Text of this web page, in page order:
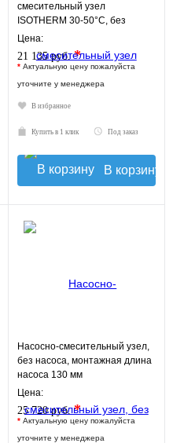
смесительный узел
ISOTHERM 30-50°C, без
насоса.
Цена:
21 135 руб.*
* Актуальную цену пожалуйста
уточните у менеджера
В избранное
Купить в 1 клик Под заказ
В корзину
Насосно-смесительный узел,
без насоса, монтажная длина
насоса 130 мм
VT.TECHNOMIX.0.130
Цена:
25 720 руб.*
* Актуальную цену пожалуйста
уточните у менеджера